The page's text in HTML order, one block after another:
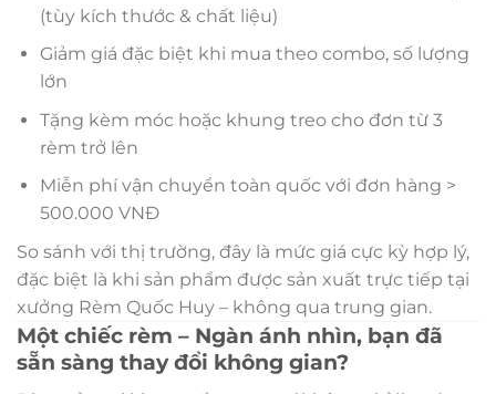
(tùy kích thước & chất liệu)
Giảm giá đặc biệt khi mua theo combo, số lượng
lớn
Tặng kèm móc hoặc khung treo cho đơn từ 3
rèm trở lên
Miễn phí vận chuyển toàn quốc với đơn hàng >
500.000 VNĐ
So sánh với thị trường, đây là mức giá cực kỳ hợp lý,
đặc biệt là khi sản phẩm được sản xuất trực tiếp tại
xưởng Rèm Quốc Huy – không qua trung gian.
Một chiếc rèm – Ngàn ánh nhìn, bạn đã
sẵn sàng thay đổi không gian?